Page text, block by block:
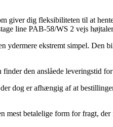
giver dig fleksibiliteten til at
line PAB-58/WS 2 vejs
ydermere ekstremt simpel. Den
den anslåede leveringstid
dog er afhængig af at
mest betalelige form for fragt,